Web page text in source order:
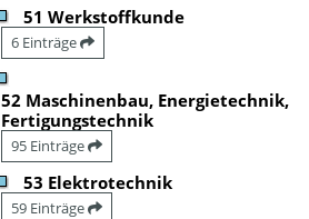
51 Werkstoffkunde
6 Einträge
52 Maschinenbau, Energietechnik,
Fertigungstechnik
95 Einträge
53 Elektrotechnik
59 Einträge